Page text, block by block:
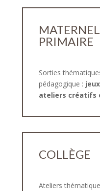
PRIMAIRE
Sorties
pédagogique :
ateliers créatifs
COLLÈGE
Ateliers